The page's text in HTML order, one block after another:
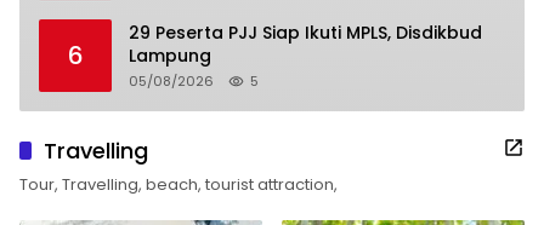
6
29 Peserta PJJ Siap Ikuti MPLS, Disdikbud
Lampung
05/08/2026 5
Travelling
Tour, Travelling, beach, tourist attraction,